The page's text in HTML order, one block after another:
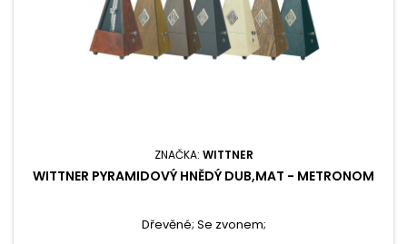
ZNAČKA: WITTNER
WITTNER PYRAMIDOVÝ HNĚDÝ DUB,MAT - METRONOM
Dřevěné; Se zvonem;